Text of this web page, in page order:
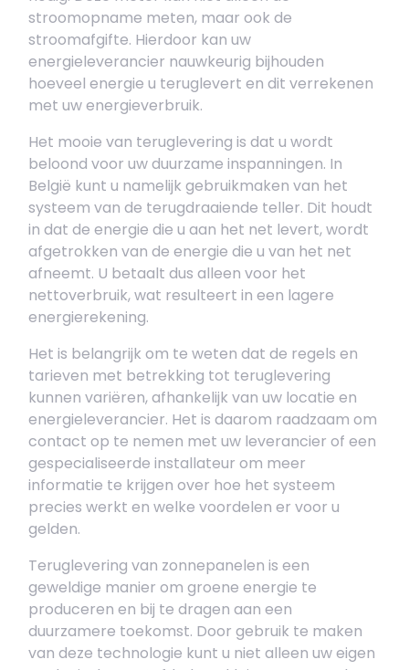
stroomopname meten, maar ook de
stroomafgifte. Hierdoor kan uw
energieleverancier nauwkeurig bijhouden
hoeveel energie u teruglevert en dit verrekenen
met uw energieverbruik.
Het mooie van teruglevering is dat u wordt
beloond voor uw duurzame inspanningen. In
België kunt u namelijk gebruikmaken van het
systeem van de terugdraaiende teller. Dit houdt
in dat de energie die u aan het net levert, wordt
afgetrokken van de energie die u van het net
afneemt. U betaalt dus alleen voor het
nettoverbruik, wat resulteert in een lagere
energierekening.
Het is belangrijk om te weten dat de regels en
tarieven met betrekking tot teruglevering
kunnen variëren, afhankelijk van uw locatie en
energieleverancier. Het is daarom raadzaam om
contact op te nemen met uw leverancier of een
gespecialiseerde installateur om meer
informatie te krijgen over hoe het systeem
precies werkt en welke voordelen er voor u
gelden.
Teruglevering van zonnepanelen is een
geweldige manier om groene energie te
produceren en bij te dragen aan een
duurzamere toekomst. Door gebruik te maken
van deze technologie kunt u niet alleen uw eigen